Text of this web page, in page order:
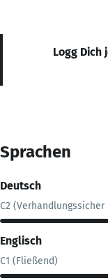
Logg Dich
Sprachen
Deutsch
C2
Englisch
C1 (Fließend)